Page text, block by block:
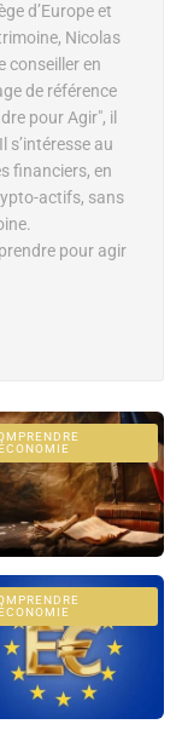
d’Europe et
Nicolas
conseiller en
de référence
pour Agir", il
au
financiers, en
actifs, sans
pour agir